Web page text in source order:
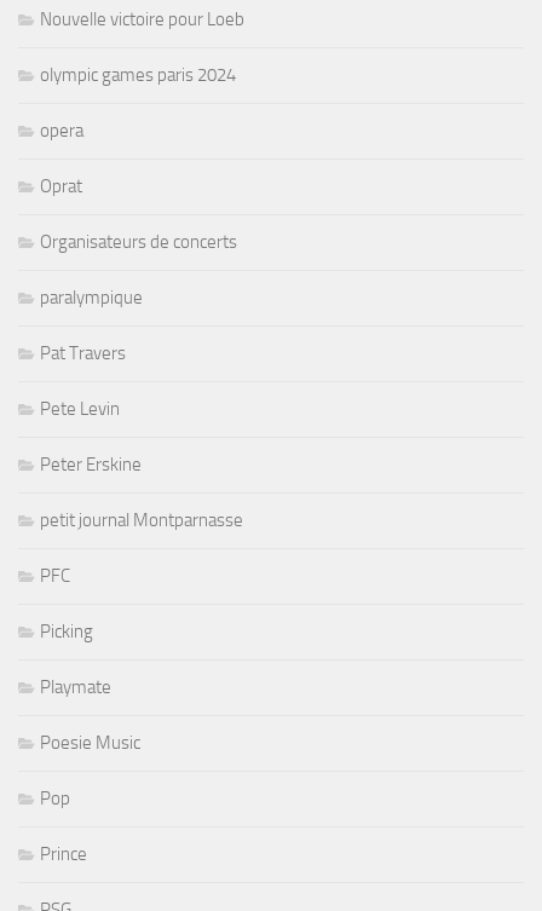
Nouvelle victoire pour Loeb
olympic games paris 2024
opera
Oprat
Organisateurs de concerts
paralympique
Pat Travers
Pete Levin
Peter Erskine
petit journal Montparnasse
PFC
Picking
Playmate
Poesie Music
Pop
Prince